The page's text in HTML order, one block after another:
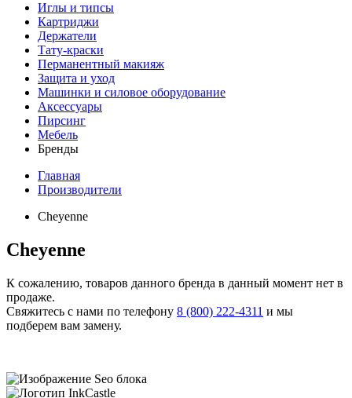
Иглы и типсы
Картриджи
Держатели
Тату-краски
Перманентный макияж
Защита и уход
Машинки и силовое оборудование
Аксессуары
Пирсинг
Мебель
Бренды
Главная
Производители
Cheyenne
Cheyenne
К сожалению, товаров данного бренда в данный момент нет в
продаже.
Свяжитесь с нами по телефону 8 (800) 222-4311 и мы
подберем вам замену.